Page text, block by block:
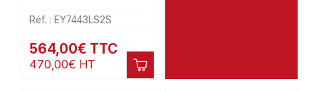
Réf. : EY7443LS2S
564,00€ TTC
470,00€ HT